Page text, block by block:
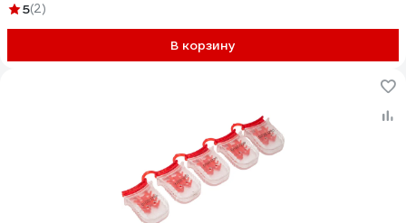
5(2)
В корзину